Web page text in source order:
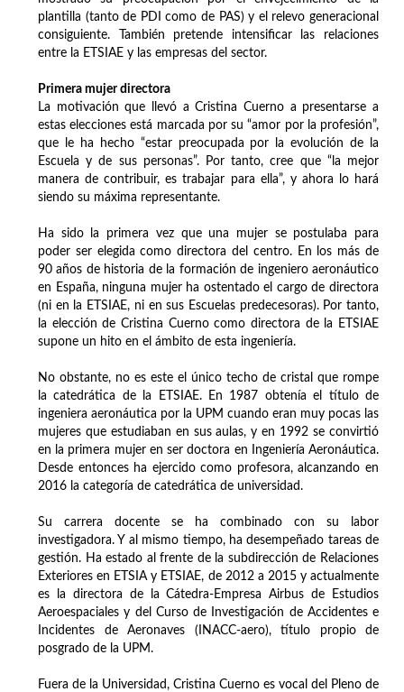
plantilla (tanto de PDI como de PAS) y el relevo generacional
consiguiente. También pretende intensificar las relaciones
entre la ETSIAE y las empresas del sector.
Primera mujer directora
La motivación que llevó a Cristina Cuerno a presentarse a
estas elecciones está marcada por su “amor por la profesión”,
que le ha hecho “estar preocupada por la evolución de la
Escuela y de sus personas”. Por tanto, cree que “la mejor
manera de contribuir, es trabajar para ella”, y ahora lo hará
siendo su máxima representante.
Ha sido la primera vez que una mujer se postulaba para
poder ser elegida como directora del centro. En los más de
90 años de historia de la formación de ingeniero aeronáutico
en España, ninguna mujer ha ostentado el cargo de directora
(ni en la ETSIAE, ni en sus Escuelas predecesoras). Por tanto,
la elección de Cristina Cuerno como directora de la ETSIAE
supone un hito en el ámbito de esta ingeniería.
No obstante, no es este el único techo de cristal que rompe
la catedrática de la ETSIAE. En 1987 obtenía el título de
ingeniera aeronáutica por la UPM cuando eran muy pocas las
mujeres que estudiaban en sus aulas, y en 1992 se convirtió
en la primera mujer en ser doctora en Ingeniería Aeronáutica.
Desde entonces ha ejercido como profesora, alcanzando en
2016 la categoría de catedrática de universidad.
Su carrera docente se ha combinado con su labor
investigadora. Y al mismo tiempo, ha desempeñado tareas de
gestión. Ha estado al frente de la subdirección de Relaciones
Exteriores en ETSIA y ETSIAE, de 2012 a 2015 y actualmente
es la directora de la Cátedra-Empresa Airbus de Estudios
Aeroespaciales y del Curso de Investigación de Accidentes e
Incidentes de Aeronaves (INACC-aero), título propio de
posgrado de la UPM.
Fuera de la Universidad, Cristina Cuerno es vocal del Pleno de